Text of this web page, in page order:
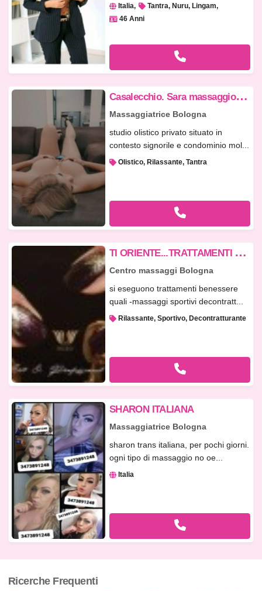
Italia
Tantra, Nuru, Lingam
46 Anni
C
asalecchio. Sara massaggio rilassante
Massaggiatrice Bologna
studio olistico privato situato in
contesto signorile e condominio mol...
Olistico, Rilassante, Tantra
T
I ORIENTE...TRATTAMENTI BENESSERE
Centro massaggi Bologna
si eseguono trattamenti benessere
quali -massaggi sportivi decontratt...
Rilassante, Sportivo, Decontratturante
SHARON ITALIANA
Massaggiatrice Bologna
sharon trans italiana, per pochi giorni.
ogni tipo di massaggio no oe...
Italia
Ricerche Frequenti